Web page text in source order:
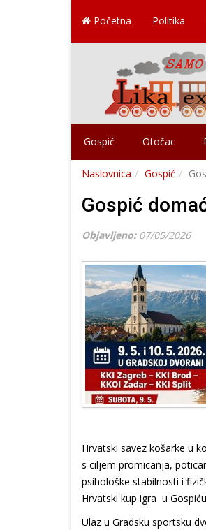
Početna Politika
Gospić Otočac
Naslovnica Gospić
Gospić
Objavljeno: 07/05/2026
Hrvatski savez košarke u
s ciljem promicanja,
psihološke stabilnosti i
Hrvatski kup igra u
Ulaz u Gradsku sportsku